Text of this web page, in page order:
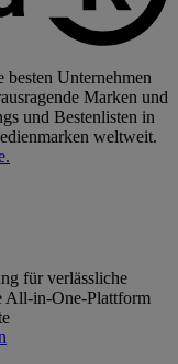
Unternehmen
Marken und
und Bestenlisten in
weltweit.
für verlässliche
All-in-One-Plattform